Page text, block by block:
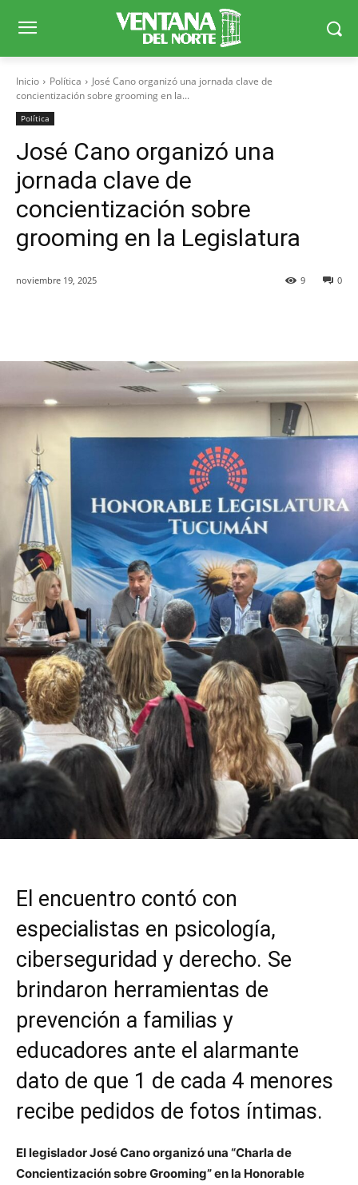
Inicio Política
José Cano organizó una jornada clave de
concientización sobre grooming en la...
Política
José Cano organizó una
jornada clave de
concientización sobre
grooming en la Legislatura
noviembre 19, 2025 0
9
El encuentro contó con
especialistas en psicología,
ciberseguridad y derecho. Se
brindaron herramientas de
prevención a familias y
educadores ante el alarmante
dato de que 1 de cada 4 menores
recibe pedidos de fotos íntimas.
El legislador José Cano organizó una “Charla de
Concientización sobre Grooming” en la Honorable